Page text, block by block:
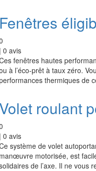
Fenêtres
| 0 avis
fenêtres hautes
à l’éco-prêt à taux zéro.
thermiques de
Volet roulant
| 0 avis
système de volet
manœuvre motorisée, est
de l’axe. Il ne vous